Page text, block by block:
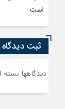
است
ثبت دیدگاه
دیدگاهها